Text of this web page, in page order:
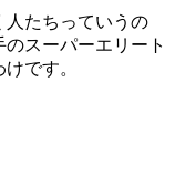
人たちっていうの
スーパーエリート
です。